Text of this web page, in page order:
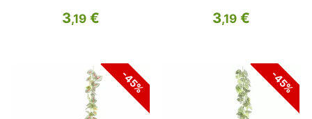
3,19 € 3,19€
-45% -45%